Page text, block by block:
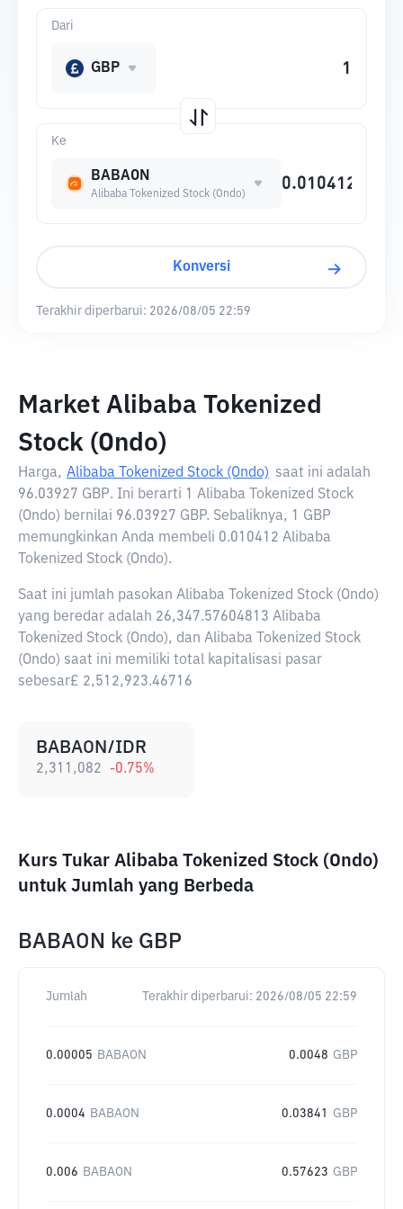
Ke
BABAON
Alibaba Tokenized Stock (Ondo)
Dari
GBP
Konversi
Terakhir diperbarui: 2026/08/05 22:59
Market Alibaba Tokenized
Stock (Ondo)
Harga, Alibaba Tokenized Stock (Ondo) saat ini adalah
96.03927 GBP. Ini berarti 1 Alibaba Tokenized Stock
(Ondo) bernilai 96.03927 GBP. Sebaliknya, 1 GBP
memungkinkan Anda membeli 0.010412 Alibaba
Tokenized Stock (Ondo).
Saat ini jumlah pasokan Alibaba Tokenized Stock (Ondo)
yang beredar adalah 26,347.57604813 Alibaba
Tokenized Stock (Ondo), dan Alibaba Tokenized Stock
(Ondo) saat ini memiliki total kapitalisasi pasar
sebesar£ 2,512,923.46716
BABAON/IDR
2,311,082 -0.75%
Kurs Tukar Alibaba Tokenized Stock (Ondo)
untuk Jumlah yang Berbeda
BABAON ke GBP
Jumlah Terakhir diperbarui: 2026/08/05 22:59
0.00005 BABAON 0.0048 GBP
0.0004 BABAON 0.03841 GBP
0.006 BABAON 0.57623 GBP